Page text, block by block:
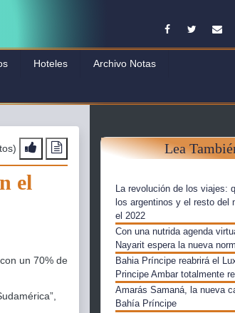
FacebookTwitter
Hoteles Archivo Notas
el
un 70% de
Lea
La revolución de los viajes:
los argentinos y el resto del
el 2022
Con una nutrida agenda
Nayarit espera la nueva
Bahia Príncipe reabrirá el
Principe Ambar totalmente
Amarás Samaná, la nueva
Bahía Príncipe